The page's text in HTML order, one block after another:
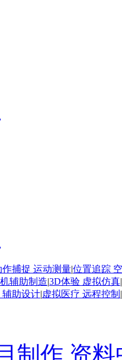
作捕捉 运动测量|位置追踪
辅助制造|3D体验 虚拟仿真|
辅助设计|虚拟医疗 远程控制 |
制作 资料